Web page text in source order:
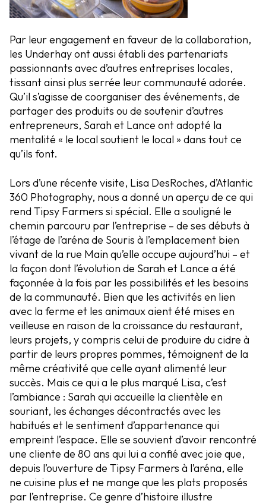
Par leur engagement en faveur de la collaboration,
les Underhay ont aussi établi des partenariats
passionnants avec d’autres entreprises locales,
tissant ainsi plus serrée leur communauté adorée.
Qu’il s’agisse de coorganiser des événements, de
partager des produits ou de soutenir d’autres
entrepreneurs, Sarah et Lance ont adopté la
mentalité « le local soutient le local » dans tout ce
qu’ils font.
Lors d’une récente visite, Lisa DesRoches, d’Atlantic
360 Photography, nous a donné un aperçu de ce qui
rend Tipsy Farmers si spécial. Elle a souligné le
chemin parcouru par l’entreprise – de ses débuts à
l’étage de l’aréna de Souris à l’emplacement bien
vivant de la rue Main qu’elle occupe aujourd’hui – et
la façon dont l’évolution de Sarah et Lance a été
façonnée à la fois par les possibilités et les besoins
de la communauté. Bien que les activités en lien
avec la ferme et les animaux aient été mises en
veilleuse en raison de la croissance du restaurant,
leurs projets, y compris celui de produire du cidre à
partir de leurs propres pommes, témoignent de la
même créativité que celle ayant alimenté leur
succès. Mais ce qui a le plus marqué Lisa, c’est
l’ambiance : Sarah qui accueille la clientèle en
souriant, les échanges décontractés avec les
habitués et le sentiment d’appartenance qui
empreint l’espace. Elle se souvient d’avoir rencontré
une cliente de 80 ans qui lui a confié avec joie que,
depuis l’ouverture de Tipsy Farmers à l’aréna, elle
ne cuisine plus et ne mange que les plats proposés
par l’entreprise. Ce genre d’histoire illustre